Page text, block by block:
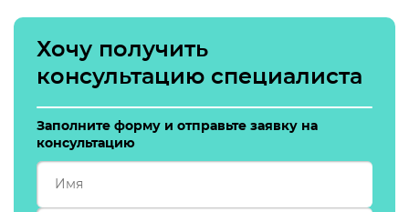
Хочу получить
консультацию специалиста
Заполните форму и отправьте заявку на
консультацию